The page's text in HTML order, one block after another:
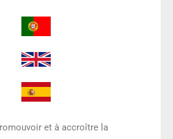
et à accroître la